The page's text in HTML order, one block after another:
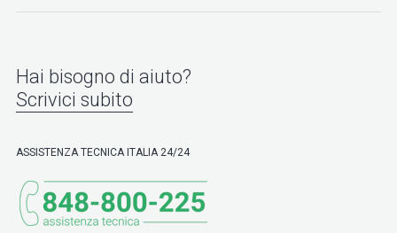
Hai bisogno di aiuto?
Scrivici subito
ASSISTENZA TECNICA ITALIA 24/24